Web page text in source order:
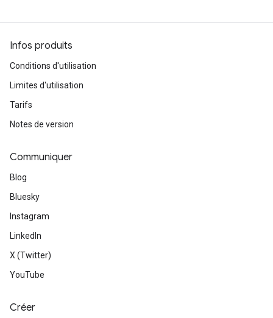
Infos produits
Conditions d'utilisation
Limites d'utilisation
Tarifs
Notes de version
Communiquer
Blog
Bluesky
Instagram
LinkedIn
X (Twitter)
YouTube
Créer